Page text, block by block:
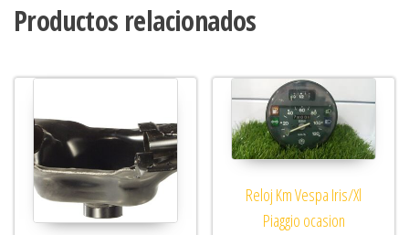
Productos relacionados
Reloj Km Vespa Iris/Xl
Piaggio ocasion